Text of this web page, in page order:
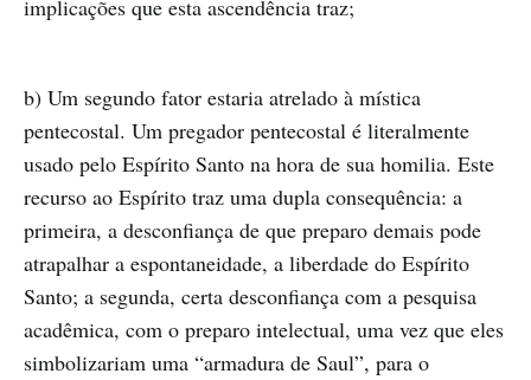
implicações que esta ascendência traz;
b) Um segundo fator estaria atrelado à mística
pentecostal. Um pregador pentecostal é literalmente
usado pelo Espírito Santo na hora de sua homilia. Este
recurso ao Espírito traz uma dupla consequência: a
primeira, a desconfiança de que preparo demais pode
atrapalhar a espontaneidade, a liberdade do Espírito
Santo; a segunda, certa desconfiança com a pesquisa
acadêmica, com o preparo intelectual, uma vez que eles
simbolizariam uma “armadura de Saul”, para o